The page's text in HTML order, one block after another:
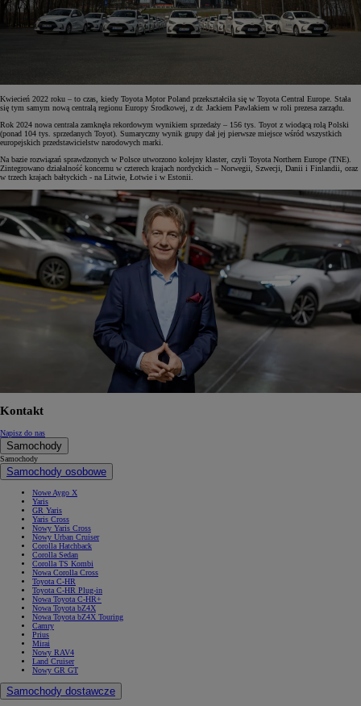
Kwiecień 2022 roku – to czas, kiedy Toyota Motor Poland przekształciła się w Toyota Central Europe. Stała
się tym samym nową centralą regionu Europy Środkowej, z dr. Jackiem Pawlakiem w roli prezesa zarządu.
Rok 2024 nowa centrala zamknęła rekordowym wynikiem sprzedaży – 156 tys. Toyot z wiodącą rolą Polski
(ponad 104 tys. sprzedanych Toyot). Sumaryczny wynik grupy dał jej pierwsze miejsce wśród wszystkich
europejskich przedstawicielstw narodowych marki.
Na bazie rozwiązań sprawdzonych w Polsce utworzono kolejny klaster, czyli Toyota Northern Europe (TNE).
Zintegrowano działalność koncernu w czterech krajach nordyckich – Norwegii, Szwecji, Danii i Finlandii, oraz
w trzech krajach bałtyckich - na Litwie, Łotwie i w Estonii.
Kontakt
Napisz do nas
Samochody
Samochody
Samochody osobowe
Nowe Aygo X
Yaris
GR Yaris
Yaris Cross
Nowy Yaris Cross
Nowy Urban Cruiser
Corolla Hatchback
Corolla Sedan
Corolla TS Kombi
Nowa Corolla Cross
Toyota C-HR
Toyota C-HR Plug-in
Nowa Toyota C-HR+
Nowa Toyota bZ4X
Nowa Toyota bZ4X Touring
Camry
Prius
Mirai
Nowy RAV4
Land Cruiser
Nowy GR GT
Samochody dostawcze